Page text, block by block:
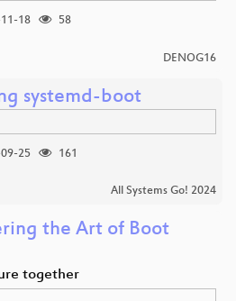
18
58
DENOG16
systemd-boot
25
161
All Systems Go! 2024
the Art of Boot
together